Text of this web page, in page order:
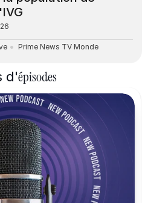
Prime News TV Monde
d'épisodes